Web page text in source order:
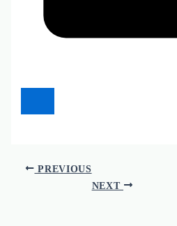
PREVIOUS
NEXT